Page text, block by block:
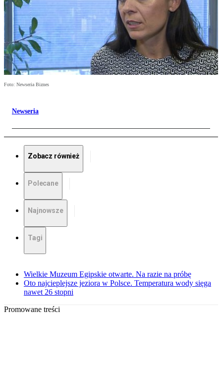
Foto: Newseria Biznes
Newseria
Zobacz również
Polecane
Najnowsze
Tagi
Wielkie Muzeum Egipskie otwarte. Na razie na próbę
Oto najcieplejsze jeziora w Polsce. Temperatura wody sięga
nawet 26 stopni
Promowane treści